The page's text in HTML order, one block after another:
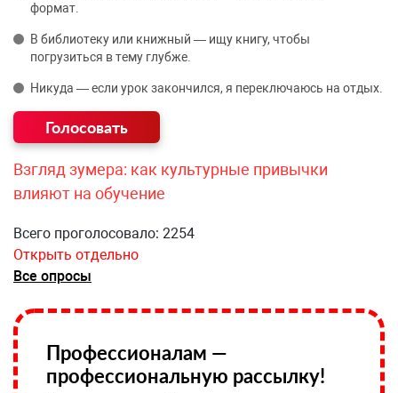
формат.
В библиотеку или книжный — ищу книгу, чтобы
погрузиться в тему глубже.
Никуда — если урок закончился, я переключаюсь на отдых.
Взгляд зумера: как культурные привычки
влияют на обучение
Всего проголосовало: 2254
Открыть отдельно
Все опросы
Профессионалам —
профессиональную рассылку!